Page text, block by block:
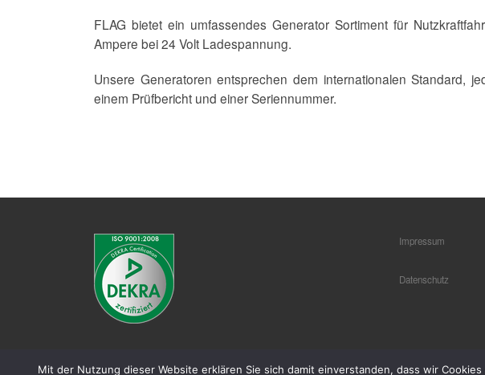
FLAG bietet ein umfassendes Generator Sortiment für
Ampere bei 24 Volt Ladespannung.
Unsere Generatoren entsprechen dem internationalen Standard,
einem Prüfbericht und einer Seriennummer.
Impressum
Datenschutz
Mit der Nutzung dieser Website erklären Sie sich damit einverstanden, dass wir